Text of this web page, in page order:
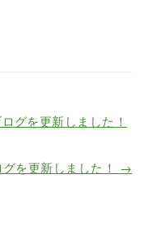
グを更新しました！
を更新しました！ →